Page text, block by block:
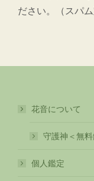
ださい。（スパム
花音について
守護神＜無料
個人鑑定